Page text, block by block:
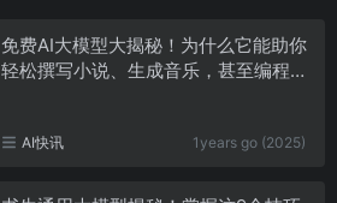
免费AI大模型大揭秘！为什么它能助你
轻松撰写小说、生成音乐，甚至编程不
AI快讯 1years go (2025)